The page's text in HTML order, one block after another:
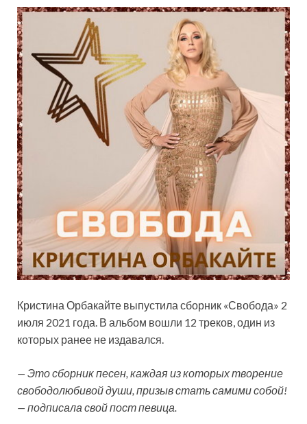
Кристина Орбакайте выпустила сборник «Свобода» 2
июля 2021 года. В альбом вошли 12 треков, один из
которых ранее не издавался.
— Это сборник песен, каждая из которых творение
свободолюбивой души, призыв стать самими собой!
— подписала свой пост певица.